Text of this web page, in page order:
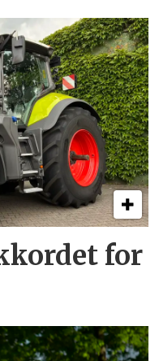
for